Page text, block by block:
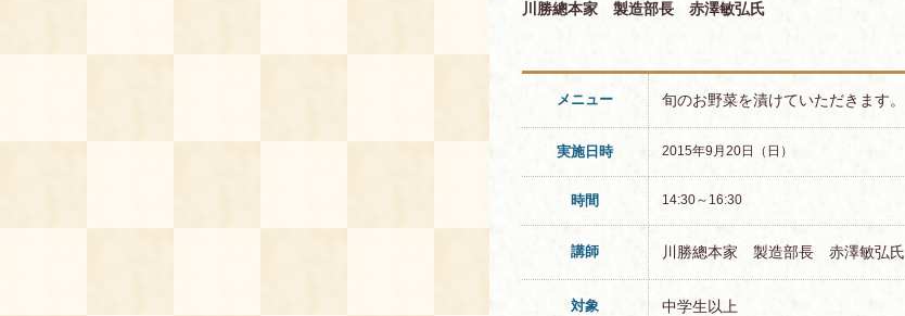
川勝總本家 製造部長 赤澤敏弘氏
メニュー 旬のお野菜を漬けていただきます。
実施日時 2015年9月20日（日）
時間 14:30～16:30
講師 川勝總本家 製造部長 赤澤敏弘氏
対象 中学生以上